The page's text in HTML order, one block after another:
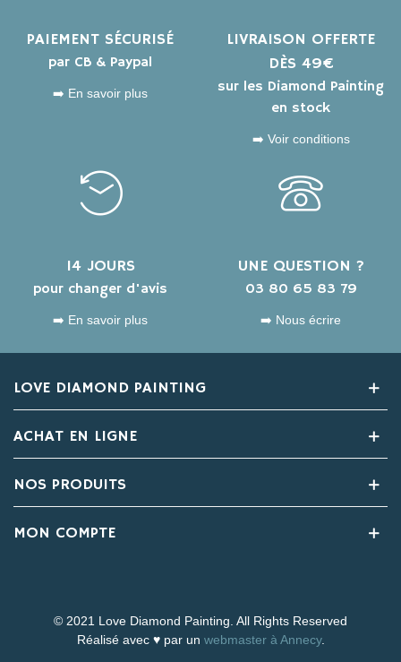
PAIEMENT SÉCURISÉ
par CB & Paypal
➡️ En savoir plus
LIVRAISON OFFERTE
DÈS 49€
sur les Diamond Painting
en stock
➡️ Voir conditions
14 JOURS
pour changer d'avis
➡️ En savoir plus
UNE QUESTION ?
03 80 65 83 79
➡️ Nous écrire
LOVE DIAMOND PAINTING
ACHAT EN LIGNE
NOS PRODUITS
MON COMPTE
© 2021 Love Diamond Painting. All Rights Reserved
Réalisé avec ♥ par un webmaster à Annecy.